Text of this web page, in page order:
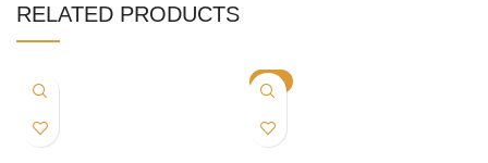
RELATED PRODUCTS
-9%